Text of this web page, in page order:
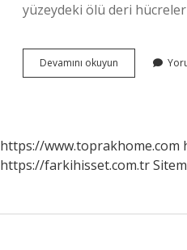
yüzeydeki ölü deri
Devamını okuyun
Kıl
https://www.toprakhome.com
https://farkihisset.com.tr